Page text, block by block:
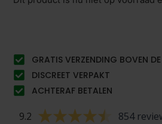
GRATIS VERZENDING BOVEN
DISCREET VERPAKT
ACHTERAF BETALEN
9.2 854